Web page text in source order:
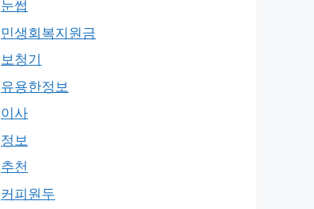
눈썹
민생회복지원금
보청기
유용한정보
이사
정보
추천
커피원두